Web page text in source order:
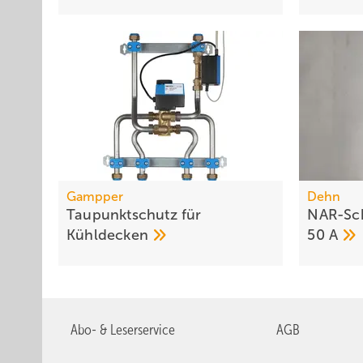
Gampper
Taupunktschutz für
Kühldecken
Dehn
NAR-
50A
Abo- & Leserservice AGB